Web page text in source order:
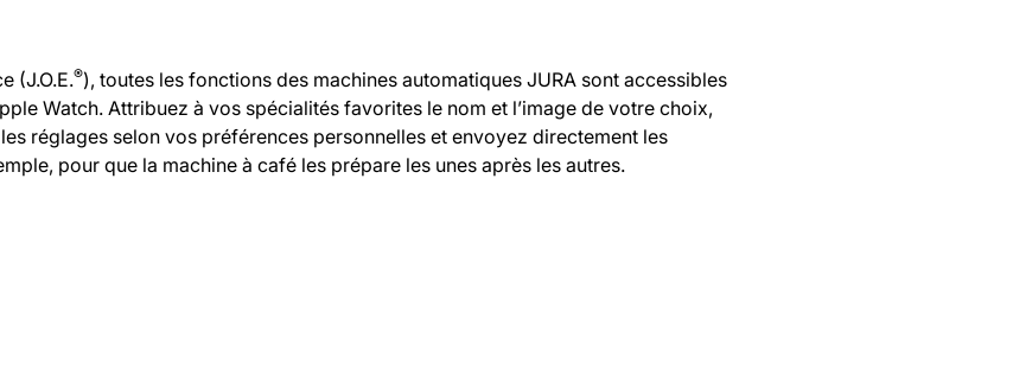
(J.O.E.®), toutes les fonctions des machines automatiques JURA sont accessibles
Watch. Attribuez à vos spécialités favorites le nom et l’image de votre choix,
réglages selon vos préférences personnelles et envoyez directement les
pour que la machine à café les prépare les unes après les autres.